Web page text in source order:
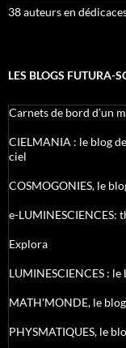
38 auteurs en
LES BLOGS FUTURA-
Carnets de bord d’un
CIELMANIA : le blog
ciel
COSMOGONIES, le
e-LUMINESCIENCES:
Explora
LUMINESCIENCES :
MATH'MONDE, le
PHYSMATIQUES, le